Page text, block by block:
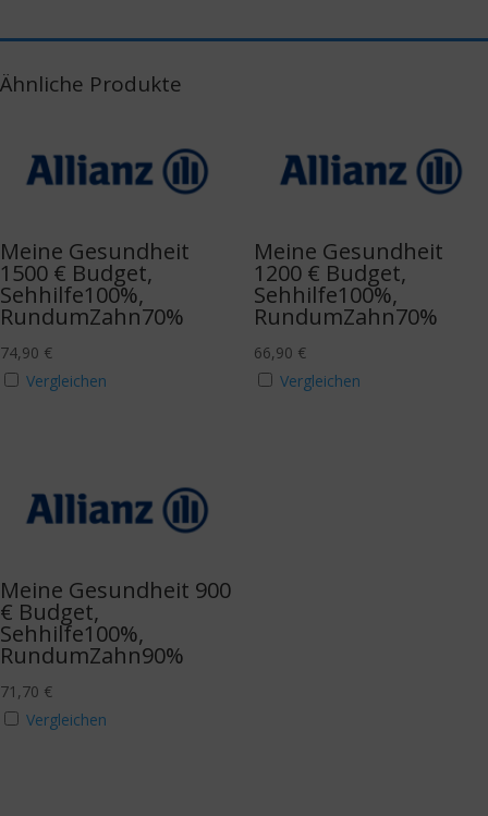
Ähnliche Produkte
Meine Gesundheit
1500 € Budget,
Sehhilfe100%,
RundumZahn70%
74,90 €
Vergleichen
Meine Gesundheit
1200 € Budget,
Sehhilfe100%,
RundumZahn70%
66,90 €
Vergleichen
Meine Gesundheit 900
€ Budget,
Sehhilfe100%,
RundumZahn90%
71,70 €
Vergleichen